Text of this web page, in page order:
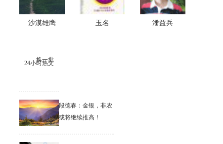
沙漠雄鹰 玉名 潘益兵
24小时热文
换一批
段德春：金银，非农
或将继续推高！